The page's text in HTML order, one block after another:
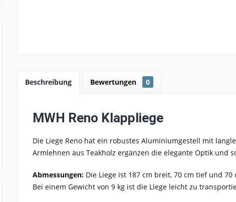
Beschreibung Bewertungen 0
MWH Reno Klappliege
Die Liege Reno hat ein robustes Aluminiumgestell mit
Armlehnen aus Teakholz ergänzen die elegante Optik und
Abmessungen: Die Liege ist 187 cm breit, 70 cm tief und
Bei einem Gewicht von 9 kg ist die Liege leicht zu